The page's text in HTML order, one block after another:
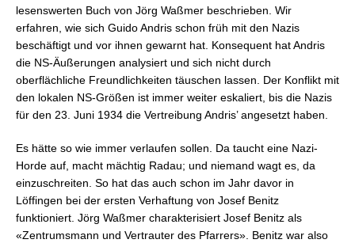
lesenswerten Buch von Jörg Waßmer beschrieben. Wir
erfahren, wie sich Guido Andris schon früh mit den Nazis
beschäftigt und vor ihnen gewarnt hat. Konsequent hat Andris
die NS-Äußerungen analysiert und sich nicht durch
oberflächliche Freundlichkeiten täuschen lassen. Der Konflikt mit
den lokalen NS-Größen ist immer weiter eskaliert, bis die Nazis
für den 23. Juni 1934 die Vertreibung Andris’ angesetzt haben.
Es hätte so wie immer verlaufen sollen. Da taucht eine Nazi-
Horde auf, macht mächtig Radau; und niemand wagt es, da
einzuschreiten. So hat das auch schon im Jahr davor in
Löffingen bei der ersten Verhaftung von Josef Benitz
funktioniert. Jörg Waßmer charakterisiert Josef Benitz als
«Zentrumsmann und Vertrauter des Pfarrers». Benitz war also